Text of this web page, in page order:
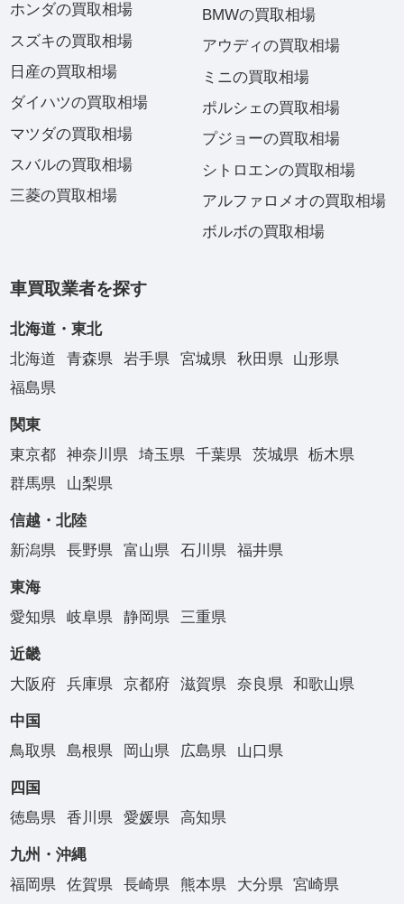
ホンダの買取相場
スズキの買取相場
日産の買取相場
ダイハツの買取相場
マツダの買取相場
スバルの買取相場
三菱の買取相場
BMWの買取相場
アウディの買取相場
ミニの買取相場
ポルシェの買取相場
プジョーの買取相場
シトロエンの買取相場
アルファロメオの買取相場
ボルボの買取相場
車買取業者を探す
北海道・東北
北海道
青森県 岩手県 宮城県 秋田県
山形県
福島県
関東
東京都
神奈川県 埼玉県 千葉県 茨城県
栃木県
群馬県
山梨県
信越・北陸
新潟県
長野県 富山県 石川県 福井県
東海
愛知県
岐阜県 静岡県 三重県
近畿
大阪府
兵庫県 京都府 滋賀県 奈良県 和歌山県
中国
鳥取県
島根県 岡山県 広島県 山口県
四国
徳島県
香川県 愛媛県 高知県
九州・沖縄
福岡県
佐賀県 長崎県 熊本県 大分県
宮崎県